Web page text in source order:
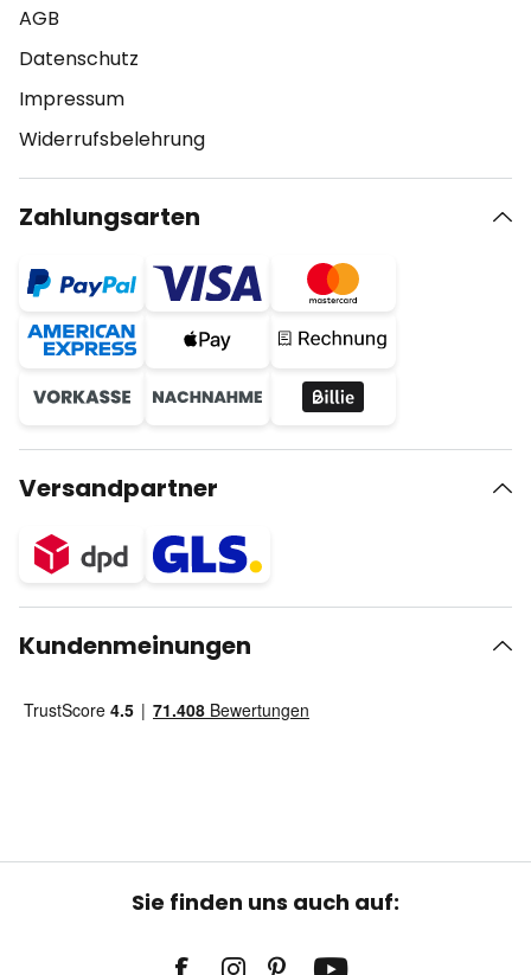
AGB
Datenschutz
Impressum
Widerrufsbelehrung
Zahlungsarten
Versandpartner
Kundenmeinungen
Sie finden uns auch auf: